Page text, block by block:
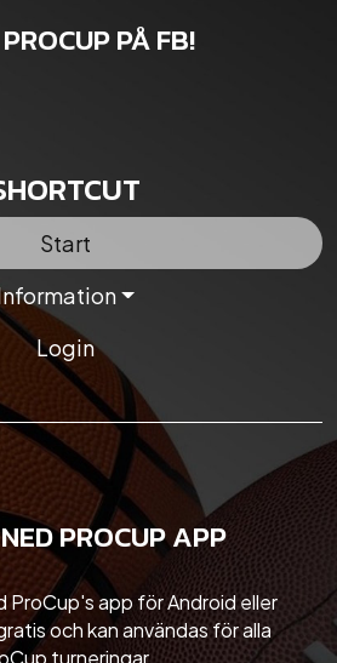
PÅ FB!
Start
Login
PROCUP APP
ProCup's app för Android eller
och kan användas för alla
turneringar.